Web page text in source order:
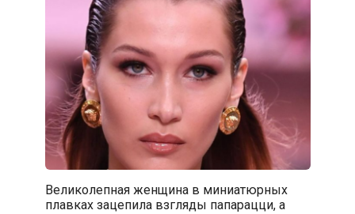
Великолепная женщина в миниатюрных
плавках зацепила взгляды папарацци, а